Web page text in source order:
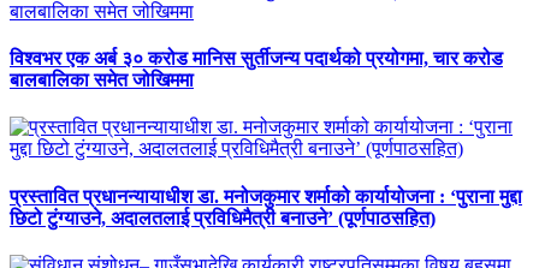
विश्वभर एक अर्ब ३० करोड मानिस सुर्तीजन्य पदार्थको प्रयोगमा, चार करोड
बालबालिका समेत जोखिममा
प्रस्तावित प्रधानन्यायाधीश डा. मनोजकुमार शर्माको कार्यायोजना : ‘पुराना मुद्दा
छिटो टुंग्याउने, अदालतलाई प्रविधिमैत्री बनाउने’ (पूर्णपाठसहित)